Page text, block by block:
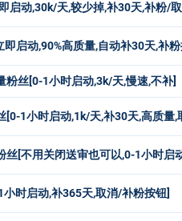
启动,30k/天,较少掉,补30天,补粉/
启动,90%高质量,自动补30天,补
粉丝[0-1小时启动,3k/天,慢速,不补]
[0-1小时启动,1k/天,补30天,高质量,
丝[不用关闭送审也可以,0-1小时启
时启动,补365天,取消/补粉按钮]